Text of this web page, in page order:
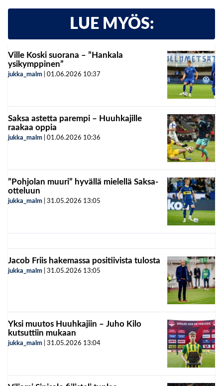
LUE MYÖS:
Ville Koski suorana – ”Hankala
ysikymppinen”
jukka_malm 01.06.2026 10:37
Saksa astetta parempi – Huuhkajille
raakaa oppia
jukka_malm 01.06.2026 10:36
”Pohjolan muuri” hyvällä mielellä Saksa-
otteluun
jukka_malm 31.05.2026 13:05
Jacob Friis hakemassa positiivista tulosta
jukka_malm 31.05.2026 13:05
Yksi muutos Huuhkajiin – Juho Kilo
kutsuttiin mukaan
jukka_malm 31.05.2026 13:04